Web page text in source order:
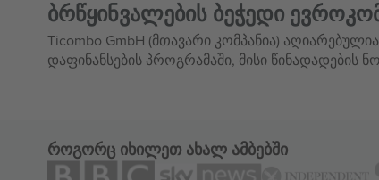
ბრწყინვალების ბეჭედი
Ticombo GmbH (მთავარი კომპანია)
დაფინანსების პროგრამაში, მისი წინადადების
როგორც იხილეთ ახალ ამბებში